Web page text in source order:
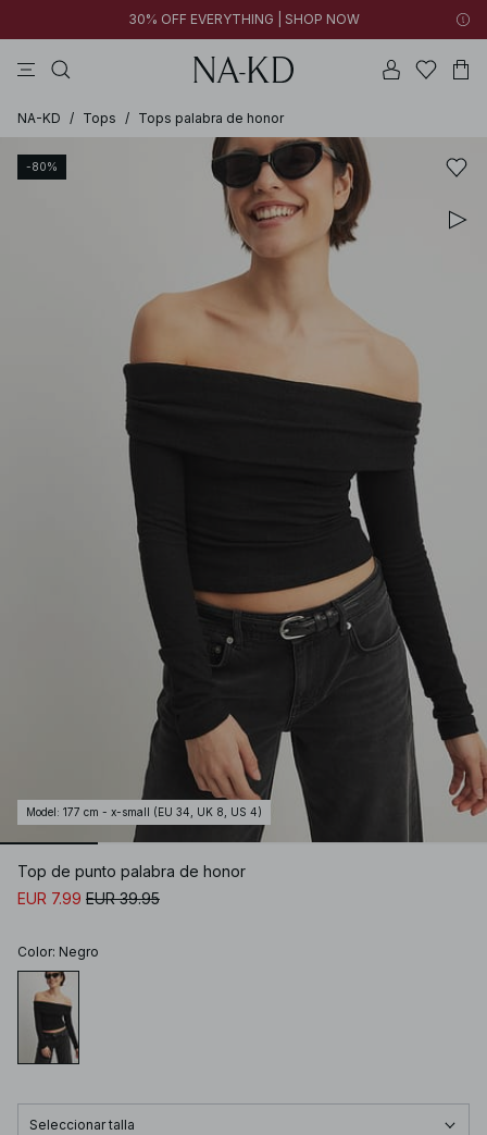
30% OFF EVERYTHING | SHOP NOW
NA-KD / Tops / Tops palabra de honor
-80%
Model : 177 cm - x-small (EU 34, UK 8, US 4)
Top de punto palabra de honor
EUR 7.99 EUR 39.95
Color: Negro
Seleccionar talla